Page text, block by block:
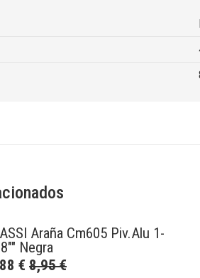
Araña Cm605 Piv.Alu 1-
Negra
€ 8,95€